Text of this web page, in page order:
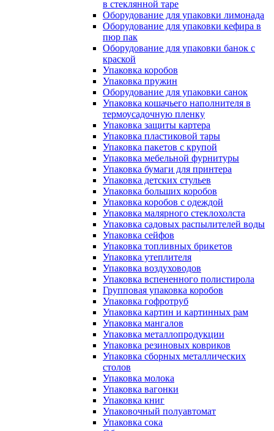
в стеклянной таре
Оборудование для упаковки лимонада
Оборудование для упаковки кефира в
пюр пак
Оборудование для упаковки банок с
краской
Упаковка коробов
Упаковка пружин
Оборудование для упаковки санок
Упаковка кошачьего наполнителя в
термоусадочную пленку
Упаковка защиты картера
Упаковка пластиковой тары
Упаковка пакетов с крупой
Упаковка мебельной фурнитуры
Упаковка бумаги для принтера
Упаковка детских стульев
Упаковка больших коробов
Упаковка коробов с одеждой
Упаковка малярного стеклохолста
Упаковка садовых распылителей воды
Упаковка сейфов
Упаковка топливных брикетов
Упаковка утеплителя
Упаковка воздуховодов
Упаковка вспененного полистирола
Групповая упаковка коробов
Упаковка гофротруб
Упаковка картин и картинных рам
Упаковка мангалов
Упаковка металлопродукции
Упаковка резиновых ковриков
Упаковка сборных металлических
столов
Упаковка молока
Упаковка вагонки
Упаковка книг
Упаковочный полуавтомат
Упаковка сока